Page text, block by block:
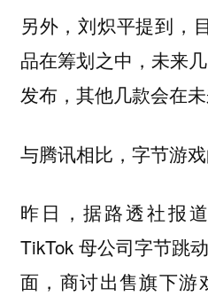
另外，刘炽平提到，
品在筹划之中，未来
发布，其他几款会在未
与腾讯相比，字节游戏
昨日，据路透社报
TikTok 母公司字节跳
面，商讨出售旗下游